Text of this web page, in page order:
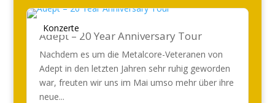
Konzerte
Adept – 20 Year Anniversary Tour
Nachdem es um die Metalcore-Veteranen von
Adept in den letzten Jahren sehr ruhig geworden
war, freuten wir uns im Mai umso mehr über ihre
neue...